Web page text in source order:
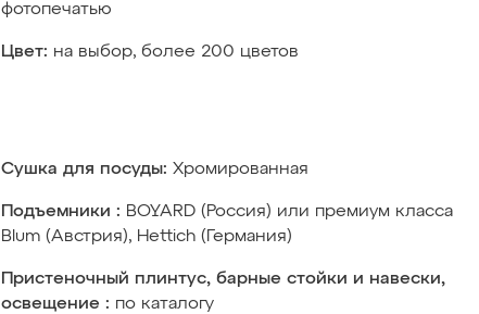
фотопечатью
Цвет: на выбор, более 200 цветов
Сушка для посуды: Хромированная
Подъемники : BOYARD (Россия) или премиум класса
Blum (Австрия), Hettich (Германия)
Пристеночный плинтус, барные стойки и навески,
освещение : по каталогу